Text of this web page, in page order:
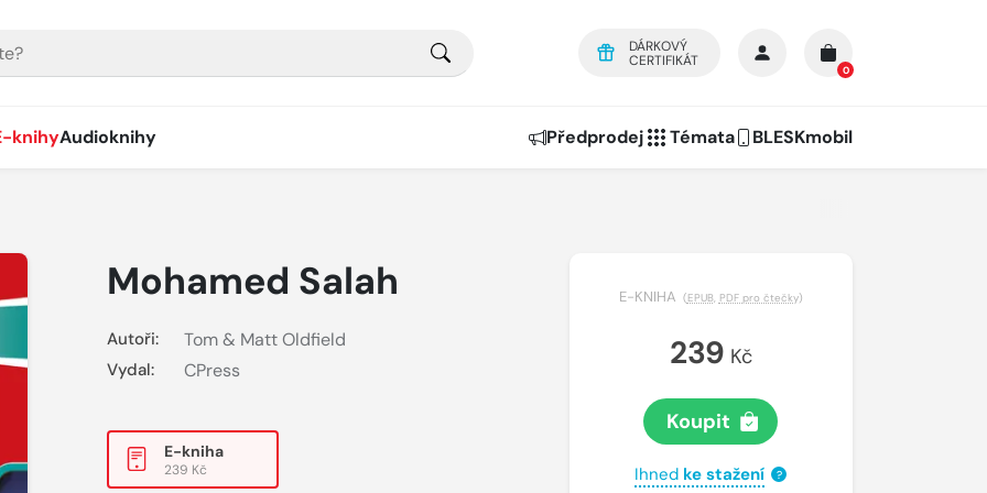
DÁRKOVÝ
CERTIFIKÁT
0
knihyAudioknihy Předprodej Témata BLESKmobil
Mohamed Salah
Autoři: Tom & Matt Oldfield
Vydal: CPress
E-kniha
239 Kč
E-KNIHA (EPUB, PDF pro čtečky)
239 Kč
Koupit
Ihned ke stažení ?